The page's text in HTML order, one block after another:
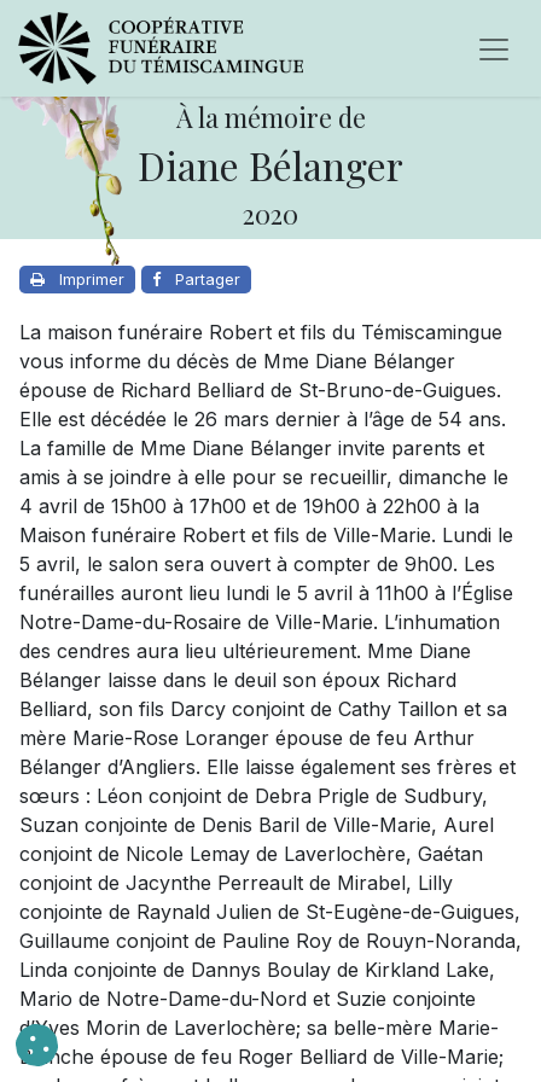
À la mémoire de
Diane Bélanger
2020
Imprimer Partager
La maison funéraire Robert et fils du Témiscamingue
vous informe du décès de Mme Diane Bélanger
épouse de Richard Belliard de St-Bruno-de-Guigues.
Elle est décédée le 26 mars dernier à l’âge de 54 ans.
La famille de Mme Diane Bélanger invite parents et
amis à se joindre à elle pour se recueillir, dimanche le
4 avril de 15h00 à 17h00 et de 19h00 à 22h00 à la
Maison funéraire Robert et fils de Ville-Marie. Lundi le
5 avril, le salon sera ouvert à compter de 9h00. Les
funérailles auront lieu lundi le 5 avril à 11h00 à l’Église
Notre-Dame-du-Rosaire de Ville-Marie. L’inhumation
des cendres aura lieu ultérieurement. Mme Diane
Bélanger laisse dans le deuil son époux Richard
Belliard, son fils Darcy conjoint de Cathy Taillon et sa
mère Marie-Rose Loranger épouse de feu Arthur
Bélanger d’Angliers. Elle laisse également ses frères et
sœurs : Léon conjoint de Debra Prigle de Sudbury,
Suzan conjointe de Denis Baril de Ville-Marie, Aurel
conjoint de Nicole Lemay de Laverlochère, Gaétan
conjoint de Jacynthe Perreault de Mirabel, Lilly
conjointe de Raynald Julien de St-Eugène-de-Guigues,
Guillaume conjoint de Pauline Roy de Rouyn-Noranda,
Linda conjointe de Dannys Boulay de Kirkland Lake,
Mario de Notre-Dame-du-Nord et Suzie conjointe
d’Yves Morin de Laverlochère; sa belle-mère Marie-
Blanche épouse de feu Roger Belliard de Ville-Marie;